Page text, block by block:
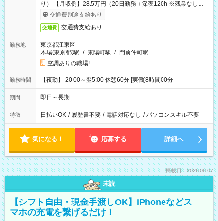
り） 【月収例】28.5万円（20日勤務＋深夜120h ※残業なしの場
合）交通費別途支給あり
交通費 交通費支給あり
勤務地
東京都江東区
木場(東京都)駅 / 東陽町駅 / 門前仲町駅
空調ありの職場!
勤務時間 【夜勤】 20:00～翌5:00 休憩60分 [実働]8時間00分
期間 即日～長期
特徴 日払いOK / 履歴書不要 / 電話対応なし / パソコンスキル不要
気になる！ 応募する 詳細へ
掲載日：2026.08.07
未読
【シフト自由・現金手渡しOK】iPhoneなどス
マホの充電を繋げるだけ！